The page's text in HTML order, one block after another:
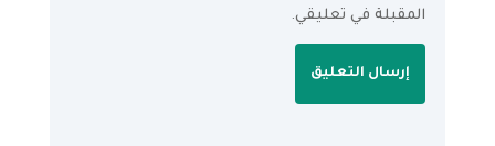
المقبلة في تعليقي.
إرسال التعليق